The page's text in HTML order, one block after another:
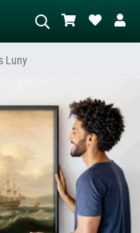
de scène – bijv. groene
abstract met veel rood, donker
staand naakt naast
een boom.
Luny